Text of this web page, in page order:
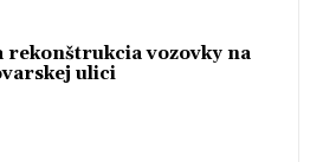
rekonštrukcia vozovky na
ulici